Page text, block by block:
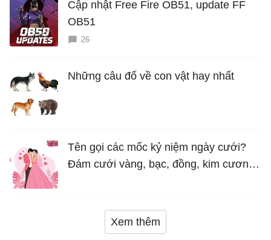
Cập nhật Free Fire OB51, update FF
OB51
26
Những câu đố về con vật hay nhất
Tên gọi các mốc kỷ niệm ngày cưới?
Đám cưới vàng, bạc, đồng, kim cương
Xem thêm